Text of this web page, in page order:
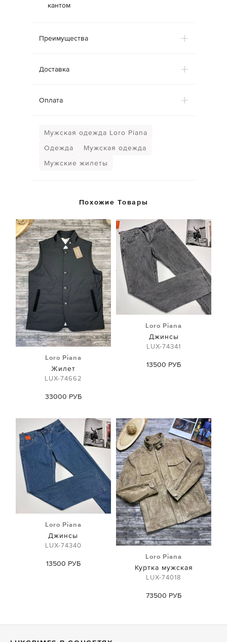
кантом
Преимущества
Доставка
Оплата
Мужская одежда Loro Piana
Одежда
Мужская одежда
Мужские жилеты
Похожие Товары
Loro Piana
Жилет
LUX-74662
33000 РУБ
Loro Piana
Джинсы
LUX-74341
13500 РУБ
Loro Piana
Джинсы
LUX-74340
13500 РУБ
Loro Piana
Куртка мужская
LUX-74018
73500 РУБ